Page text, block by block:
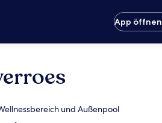
App öffnen
und Außenpool